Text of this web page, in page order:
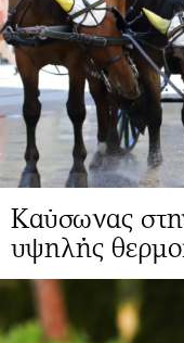
Καύσωνας
υψηλής